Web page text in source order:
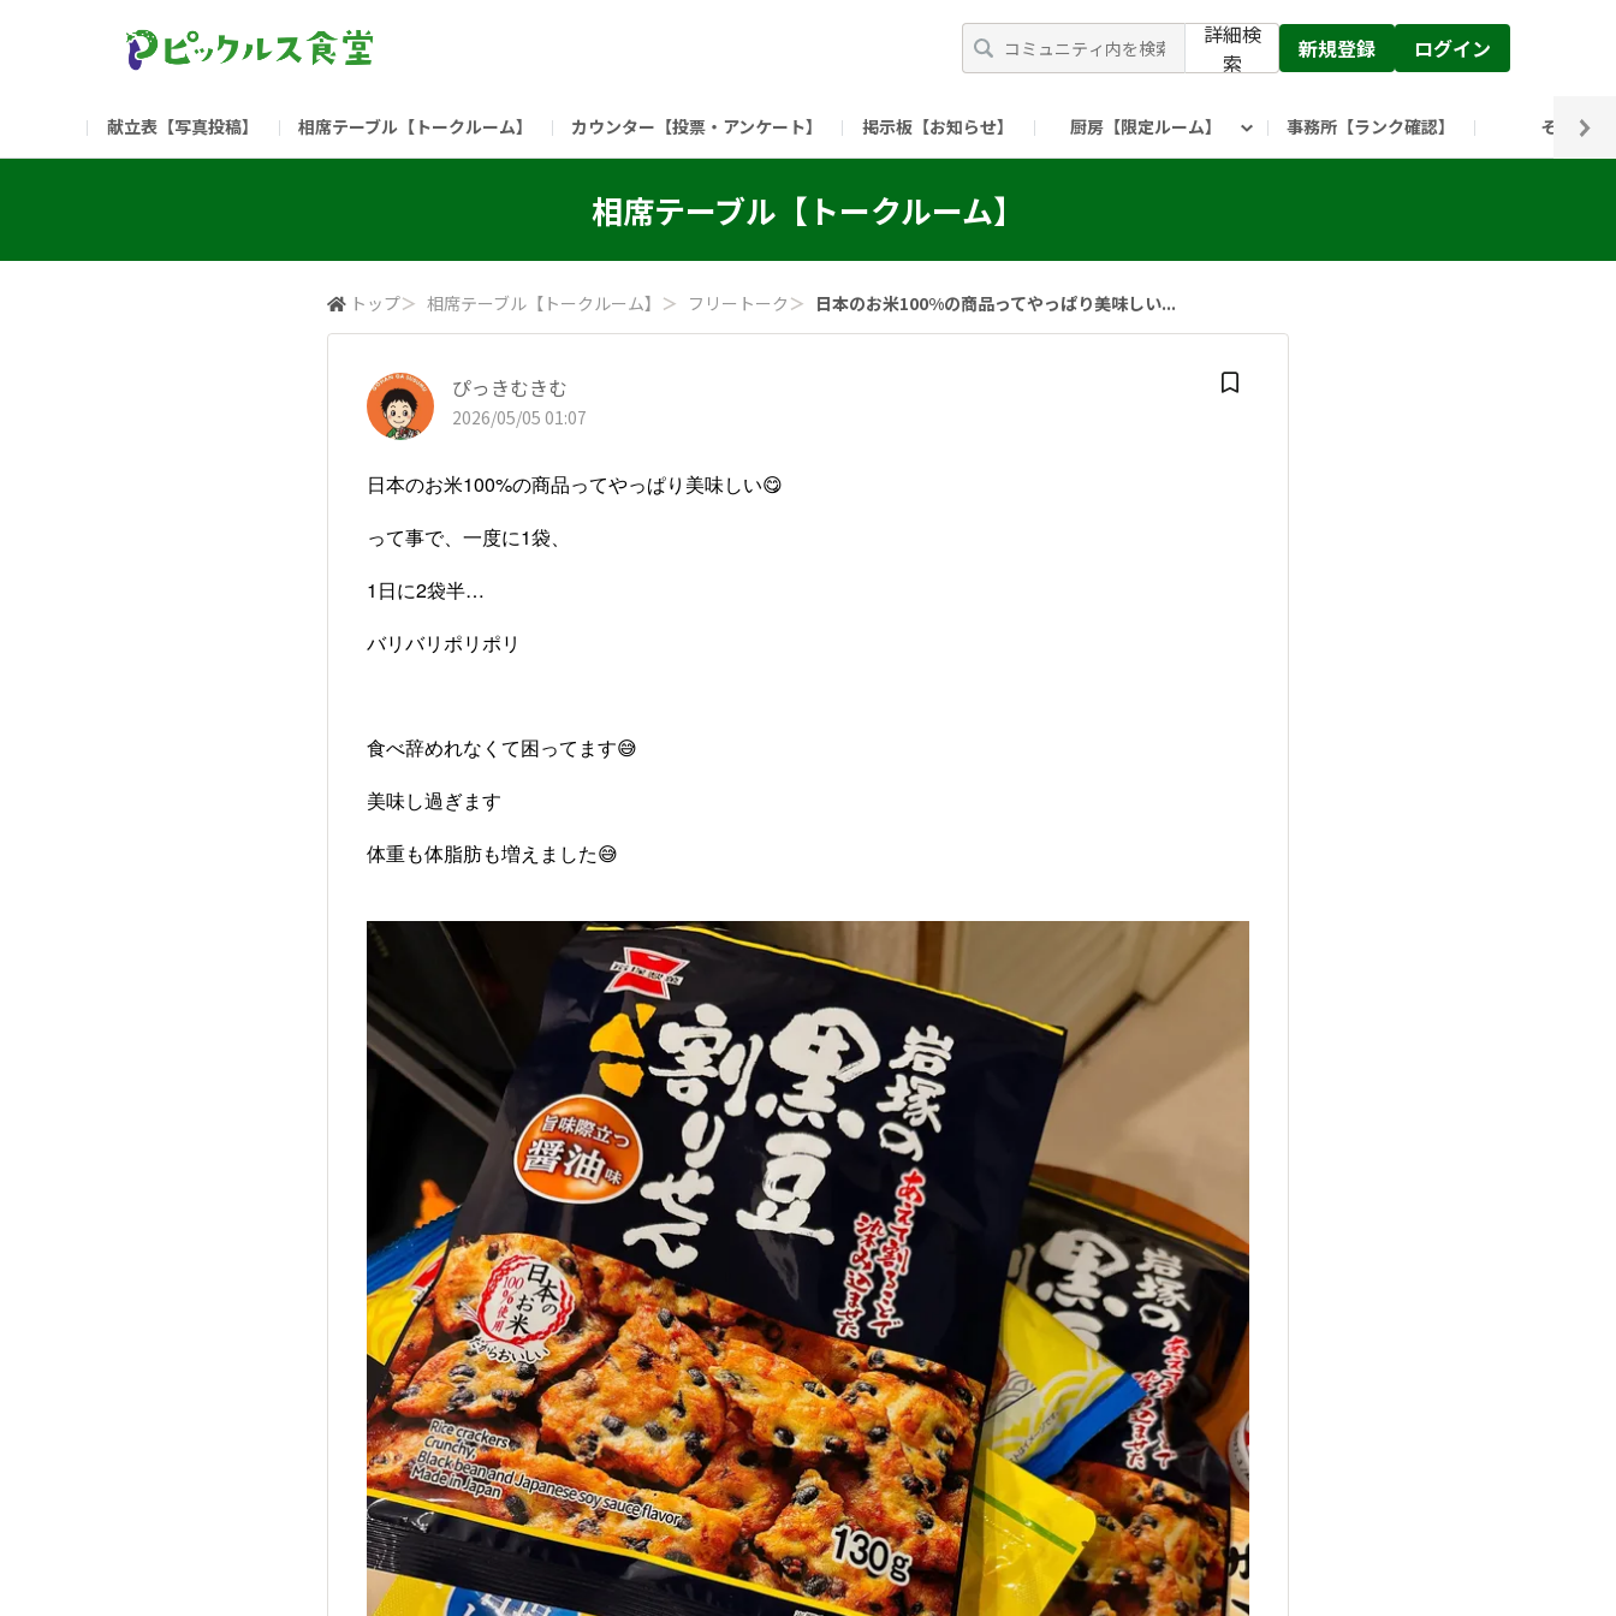
詳細検
索
新規登録 ログイン
献立表【写真投稿】 相席テーブル【トークルーム】 カウンター【投票・アンケート】 掲示板【お知らせ】 厨房【限定ルーム】 事務所【ランク確認】 その他
（リンク）ご飯がススム ブランドサイト （リンク）ピックルスコーポレーションHP （リンク）ピックルスホールディングスHP
相席テーブル【トークルーム】
トップ＞ 相席テーブル【トークルーム】 ＞ フリートーク ＞ 日本のお米100%の商品ってやっぱり美味しい...
ぴっきむきむ
2026/05/05 01:07
日本のお米100%の商品ってやっぱり美味しい😋
って事で、一度に1袋、
1日に2袋半…
バリバリポリポリ
食べ辞めれなくて困ってます😅
美味し過ぎます
体重も体脂肪も増えました😅